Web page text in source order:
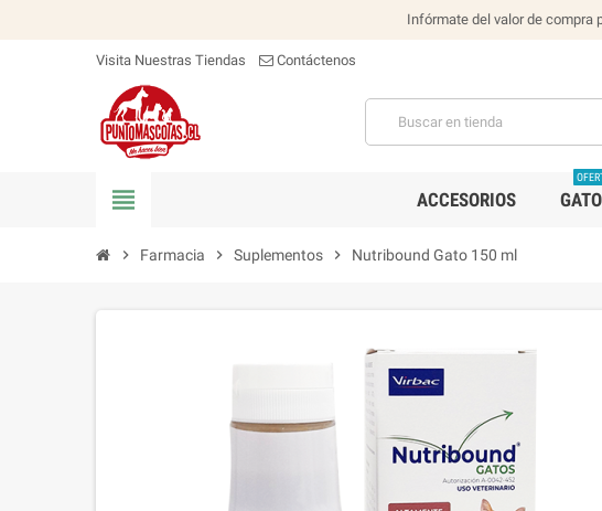
Infórmate del valor de compra
Visita Nuestras Tiendas Contáctenos
view_headline ACCESORIOS
chevron_right Farmacia chevron_right Suplementos chevron_right Nutribound Gato 150 ml